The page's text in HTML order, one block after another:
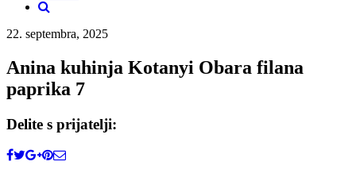
22. septembra, 2025
Anina kuhinja Kotanyi Obara filana
paprika 7
Delite s prijatelji: